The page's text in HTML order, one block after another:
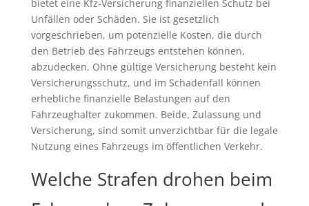
bietet eine Kfz-Versicherung finanziellen Schutz bei
Unfällen oder Schäden. Sie ist gesetzlich
vorgeschrieben, um potenzielle Kosten, die durch
den Betrieb des Fahrzeugs entstehen können,
abzudecken. Ohne gültige Versicherung besteht kein
Versicherungsschutz, und im Schadenfall können
erhebliche finanzielle Belastungen auf den
Fahrzeughalter zukommen. Beide, Zulassung und
Versicherung, sind somit unverzichtbar für die legale
Nutzung eines Fahrzeugs im öffentlichen Verkehr.
Welche Strafen drohen beim